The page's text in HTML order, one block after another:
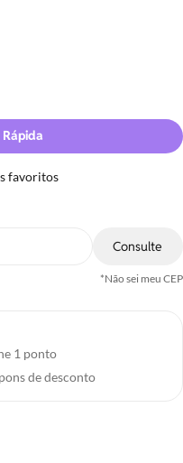
favoritos
Consulte
*Não sei meu CEP
1 ponto
de desconto